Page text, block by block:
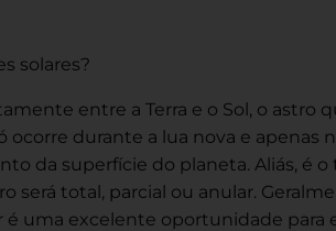
solares?
entre a Terra e o Sol, o
ocorre durante a lua nova e apenas
da superfície do planeta. Aliás, é
será total, parcial ou anular.
é uma excelente oportunidade para